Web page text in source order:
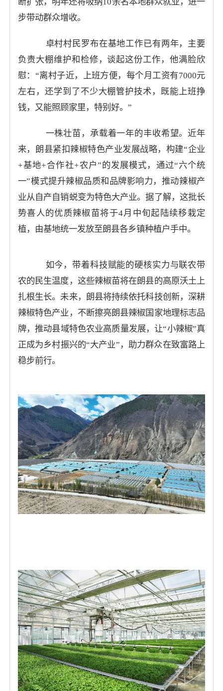
断扩张，明年还将吸纳10余名本地群众就业，进一
步带动群众增收。
卓村村民罗布在基地工作已有两年，主要
负责大棚维护和检修，谈起这份工作，他满脸欣
慰：“离村子近，上班方便，每个月工资有7000元
左右，还学到了不少大棚管护技术，既能上班挣
钱，又能照顾家里，特别好。”
一株壮苗，承载着一年的丰收希望。近年
来，朗县紧扣辣椒特色产业发展战略，构建“企业
+基地+合作社+农户”的发展模式，通过“六个统
一”模式提升辣椒品质和品牌影响力，推动辣椒产
业从自产自销蜕变为特色大产业。据了解，这批长
势喜人的优质辣椒苗将于4月中旬起陆续移栽定
植，由基地统一发放至朗县各乡镇种植户手中。
如今，带着科技赋能的硬核实力与联农带
农的民生温度，这些辣椒苗将在朗县的高原沃土上
扎根生长。未来，朗县将持续依托科技创新，深耕
辣椒特色产业，不断擦亮朗县辣椒国家地理标志品
牌，推动县域特色农业高质量发展，让“小辣椒”真
正成为乡村振兴的“大产业”，助力群众在致富路上
稳步前行。